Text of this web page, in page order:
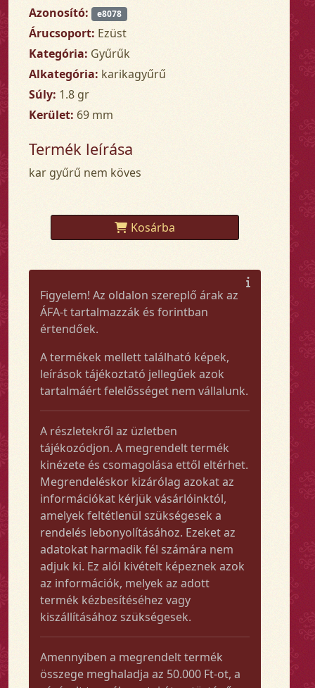
Azonosító: e8078
Árucsoport: Ezüst
Kategória: Gyűrűk
Alkategória: karikagyűrű
Súly: 1.8 gr
Kerület: 69 mm
Termék leírása
kar gyűrű nem köves
Kosárba
Figyelem! Az oldalon szereplő árak az
ÁFA-t tartalmazzák és forintban
értendőek.
A termékek mellett található képek,
leírások tájékoztató jellegűek azok
tartalmáért felelősséget nem vállalunk.
A részletekről az üzletben
tájékozódjon. A megrendelt termék
kinézete és csomagolása ettől eltérhet.
Megrendeléskor kizárólag azokat az
információkat kérjük vásárlóinktól,
amelyek feltétlenül szükségesek a
rendelés lebonyolításához. Ezeket az
adatokat harmadik fél számára nem
adjuk ki. Ez alól kivételt képeznek azok
az információk, melyek az adott
termék kézbesítéséhez vagy
kiszállításához szükségesek.
Amennyiben a megrendelt termék
összege meghaladja az 50.000 Ft-ot, a